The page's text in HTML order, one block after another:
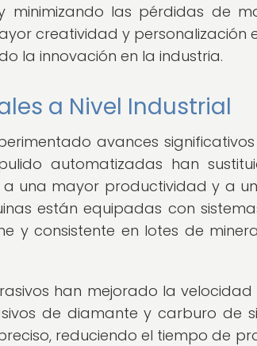
las pérdidas de
creatividad y personalización
la innovación en la industria.
a Nivel Industrial
avances
automatizadas han
una mayor productividad y a
están equipadas con
y consistente en lotes de
han mejorado la
de diamante y carburo de
reduciendo el tiempo de